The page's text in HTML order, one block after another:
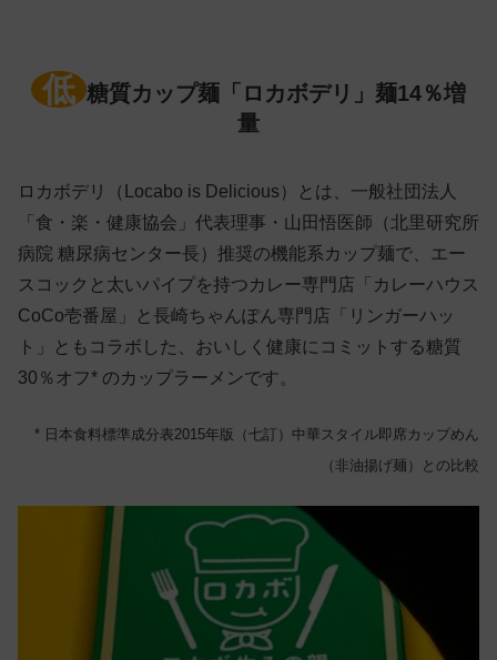
低 糖質カップ麺「ロカボデリ」麺14％増
量
ロカボデリ（Locabo is Delicious）とは、一般社団法人
「食・楽・健康協会」代表理事・山田悟医師（北里研究所
病院 糖尿病センター長）推奨の機能系カップ麺で、エー
スコックと太いパイプを持つカレー専門店「カレーハウス
CoCo壱番屋」と長崎ちゃんぽん専門店「リンガーハッ
ト」ともコラボした、おいしく健康にコミットする糖質
30％オフ* のカップラーメンです。
* 日本食料標準成分表2015年版（七訂）中華スタイル即席カップめん
（非油揚げ麺）との比較